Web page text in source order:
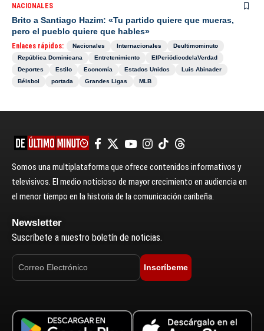
NACIONALES
Brito a Santiago Hazim: «Tu partido quiere que mueras,
pero el pueblo quiere que hables»
Enlaces rápidos: Nacionales Internacionales
Deultimominuto
República Dominicana
Entretenimiento
ElPeriódicodelaVerdad
Deportes
Estilo Economía Estados Unidos
Luis Abinader
Béisbol
portada Grandes Ligas MLB
Somos una multiplataforma que ofrece contenidos informativos y
televisivos. El medio noticioso de mayor crecimiento en audiencia en
el menor tiempo en la historia de la comunicación caribeña.
Newsletter
Suscríbete a nuestro boletín de noticias.
Inscríbeme